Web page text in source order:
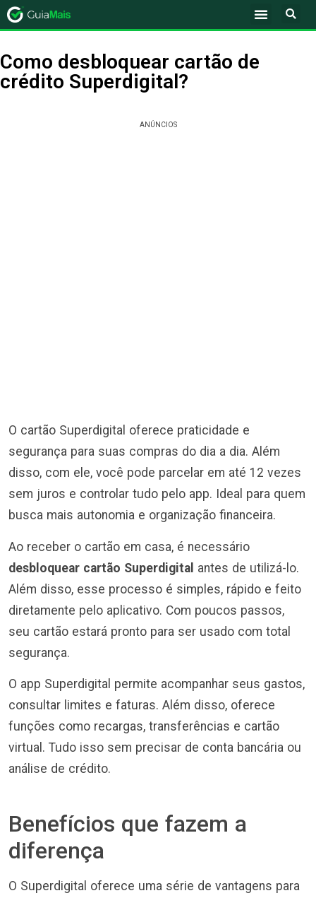
Como desbloquear cartão de
crédito Superdigital?
ANÚNCIOS
O cartão Superdigital oferece praticidade e
segurança para suas compras do dia a dia. Além
disso, com ele, você pode parcelar em até 12 vezes
sem juros e controlar tudo pelo app. Ideal para quem
busca mais autonomia e organização financeira.
Ao receber o cartão em casa, é necessário
desbloquear cartão Superdigital antes de utilizá-lo.
Além disso, esse processo é simples, rápido e feito
diretamente pelo aplicativo. Com poucos passos,
seu cartão estará pronto para ser usado com total
segurança.
O app Superdigital permite acompanhar seus gastos,
consultar limites e faturas. Além disso, oferece
funções como recargas, transferências e cartão
virtual. Tudo isso sem precisar de conta bancária ou
análise de crédito.
Benefícios que fazem a
diferença
O Superdigital oferece uma série de vantagens para